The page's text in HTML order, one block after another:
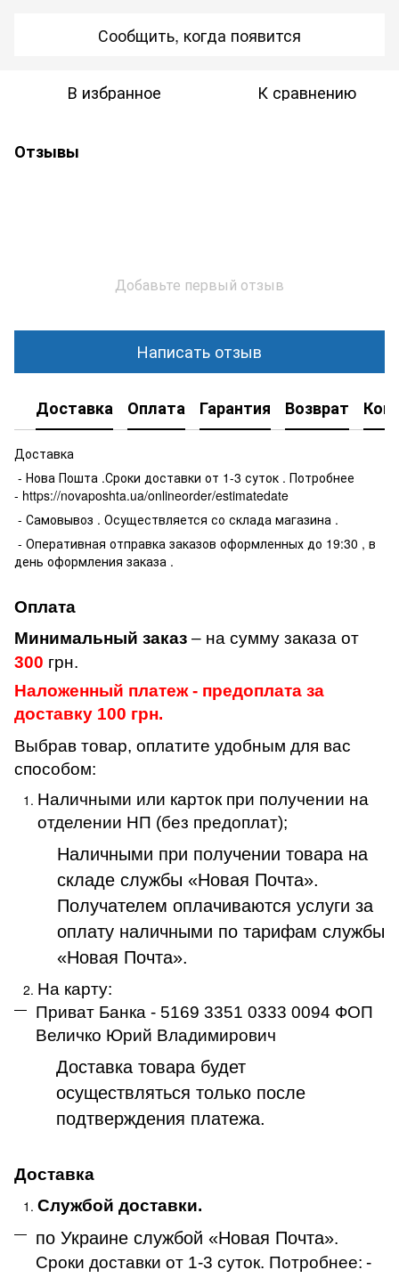
Сообщить, когда появится
В избранное К сравнению
Отзывы
Добавьте первый отзыв
Написать отзыв
Доставка Оплата Гарантия Возврат
Доставка
- Нова Пошта .Сроки доставки от 1-3 суток . Потробнее
- https://novaposhta.ua/onlineorder/estimatedate
- Самовывоз . Осуществляется со склада магазина .
- Оперативная отправка заказов оформленных до 19:30 , в
день оформления заказа .
Оплата
Минимальный заказ – на сумму заказа от
300 грн.
Наложенный платеж - предоплата за
доставку 100 грн.
Выбрав товар, оплатите удобным для вас
способом:
Наличными или карток при получении на
отделении НП (без предоплат);
Наличными при получении товара на
складе службы «Новая Почта».
Получателем оплачиваются услуги за
оплату наличными по тарифам службы
«Новая Почта».
На карту:
Приват Банка - 5169 3351 0333 0094 ФОП
Величко Юрий Владимирович
Доставка товара будет
осуществляться только после
подтверждения платежа.
Доставка
Службой доставки.
по Украине службой «Новая Почта».
Сроки доставки от 1-3 суток. Потробнее: -